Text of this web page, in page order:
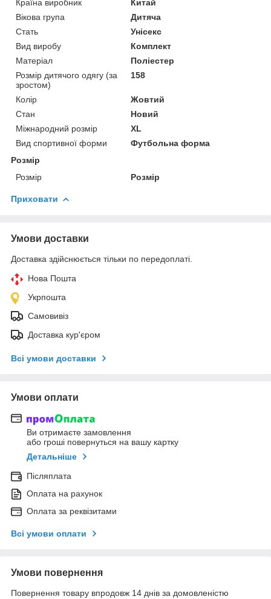
Країна виробник
Китай
Вікова група
Дитяча
Стать
Унісекс
Вид виробу
Комплект
Матеріал
Поліестер
Розмір дитячого одягу (за
зростом)
158
Колір
Жовтий
Стан
Новий
Міжнародний розмір
XL
Вид спортивної форми
Футбольна форма
Розмір
Розмір
Розмір
Приховати
Умови доставки
Доставка здійснюється тільки по передоплаті.
Нова Пошта
Укрпошта
Самовивіз
Доставка кур'єром
Всі умови доставки
Умови оплати
Ви отримаєте замовлення
або гроші повернуться на вашу картку
Детальніше
Післяплата
Оплата на рахунок
Оплата за реквізитами
Всі умови оплати
Умови повернення
Повернення товару впродовж 14 днів за домовленістю